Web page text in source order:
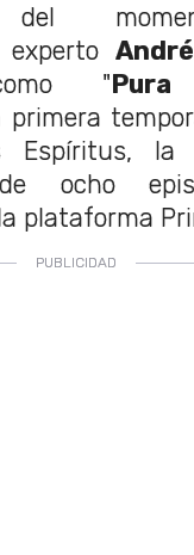
del
experto
"
primera
Espíritus, la
ocho
plataforma